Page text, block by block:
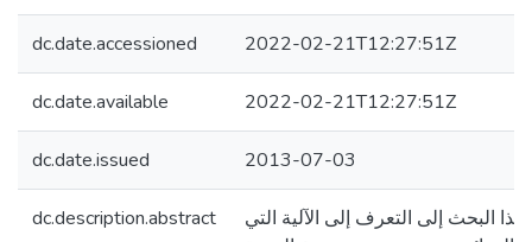
dc.date.accessioned 2022-02-21T12:27:51Z
dc.date.available 2022-02-21T12:27:51Z
dc.date.issued 2013-07-03
dc.description.abstract
البحث إلى التعرف إلى الآلية التي